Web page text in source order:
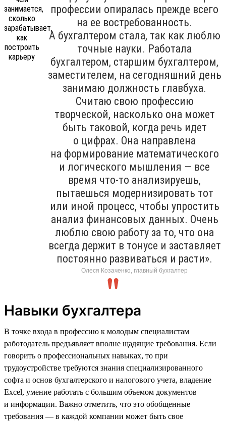
профессии опиралась прежде всего
на ее востребованность.
А бухгалтером стала, так как люблю
точные науки. Работала
бухгалтером, старшим бухгалтером,
заместителем, на сегодняшний день
занимаю должность главбуха.
Считаю свою профессию
творческой, насколько она может
быть таковой, когда речь идет
о цифрах. Она направлена
на формирование математического
и логического мышления — все
время что-то анализируешь,
пытаешься модернизировать тот
или иной процесс, чтобы упростить
анализ финансовых данных. Очень
люблю свою работу за то, что она
всегда держит в тонусе и заставляет
постоянно развиваться и расти».
Олеся Козаченко, главный бухгалтер
Навыки бухгалтера
В точке входа в профессию к молодым специалистам
работодатель предъявляет вполне щадящие требования. Если
говорить о профессиональных навыках, то при
трудоустройстве требуются знания специализированного
софта и основ бухгалтерского и налогового учета, владение
Excel, умение работать с большим объемом документов
и информации. Важно отметить, что это обобщенные
требования — в каждой компании может быть свое